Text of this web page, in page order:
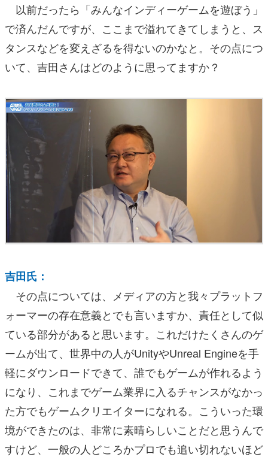
以前だったら「みんなインディーゲームを遊ぼう」
で済んだんですが、ここまで溢れてきてしまうと、ス
タンスなどを変えざるを得ないのかなと。その点につ
いて、吉田さんはどのように思ってますか？
吉田氏：
その点については、メディアの方と我々プラットフ
ォーマーの存在意義とでも言いますか、責任として似
ている部分があると思います。これだけたくさんのゲ
ームが出て、世界中の人がUnityやUnreal Engineを手
軽にダウンロードできて、誰でもゲームが作れるよう
になり、これまでゲーム業界に入るチャンスがなかっ
た方でもゲームクリエイターになれる。こういった環
境ができたのは、非常に素晴らしいことだと思うんで
すけど、一般の人どころかプロでも追い切れないほど